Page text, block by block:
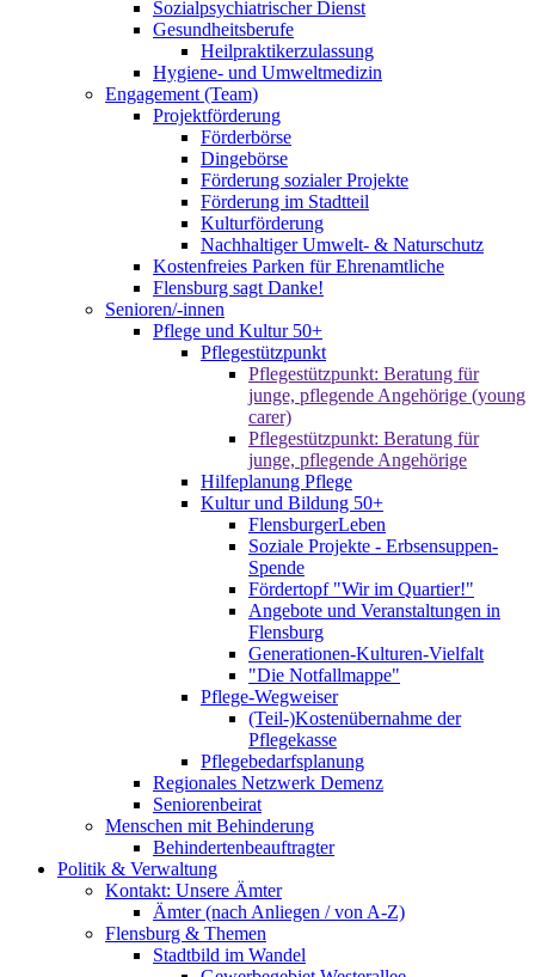
Sozialpsychiatrischer Dienst
Gesundheitsberufe
Heilpraktikerzulassung
Hygiene- und Umweltmedizin
Engagement (Team)
Projektförderung
Förderbörse
Dingebörse
Förderung sozialer Projekte
Förderung im Stadtteil
Kulturförderung
Nachhaltiger Umwelt- & Naturschutz
Kostenfreies Parken für Ehrenamtliche
Flensburg sagt Danke!
Senioren/-innen
Pflege und Kultur 50+
Pflegestützpunkt
Pflegestützpunkt: Beratung für
junge, pflegende Angehörige (young
carer)
Pflegestützpunkt: Beratung für
junge, pflegende Angehörige
Hilfeplanung Pflege
Kultur und Bildung 50+
FlensburgerLeben
Soziale Projekte - Erbsensuppen-
Spende
Fördertopf "Wir im Quartier!"
Angebote und Veranstaltungen in
Flensburg
Generationen-Kulturen-Vielfalt
"Die Notfallmappe"
Pflege-Wegweiser
(Teil-)Kostenübernahme der
Pflegekasse
Pflegebedarfsplanung
Regionales Netzwerk Demenz
Seniorenbeirat
Menschen mit Behinderung
Behindertenbeauftragter
Politik & Verwaltung
Kontakt: Unsere Ämter
Ämter (nach Anliegen / von A-Z)
Flensburg & Themen
Stadtbild im Wandel